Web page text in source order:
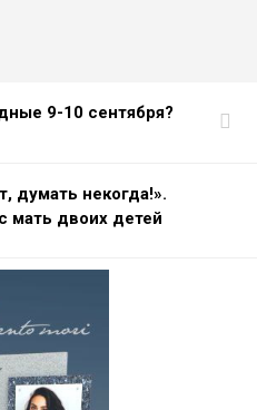
9-10 сентября?
думать некогда!».
мать двоих детей